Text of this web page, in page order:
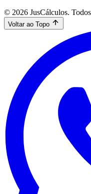
© 2026 JusCálculos.
Voltar ao Topo